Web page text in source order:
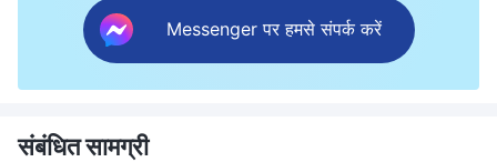
Messenger पर हमसे संपर्क करें
संबंधित सामग्री